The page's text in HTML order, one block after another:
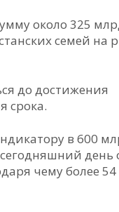
около 325
семей на
до достижения
срока.
в 600
день
чему более